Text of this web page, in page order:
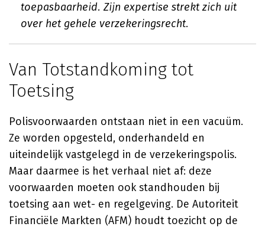
toepasbaarheid. Zijn expertise strekt zich uit
over het gehele verzekeringsrecht.
Van Totstandkoming tot
Toetsing
Polisvoorwaarden ontstaan niet in een vacuüm.
Ze worden opgesteld, onderhandeld en
uiteindelijk vastgelegd in de verzekeringspolis.
Maar daarmee is het verhaal niet af: deze
voorwaarden moeten ook standhouden bij
toetsing aan wet- en regelgeving. De Autoriteit
Financiële Markten (AFM) houdt toezicht op de